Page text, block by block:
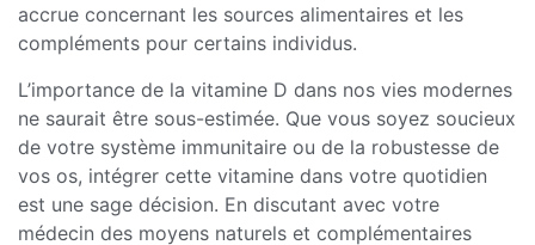
accrue concernant les sources alimentaires et les
compléments pour certains individus.
L’importance de la vitamine D dans nos vies modernes
ne saurait être sous-estimée. Que vous soyez soucieux
de votre système immunitaire ou de la robustesse de
vos os, intégrer cette vitamine dans votre quotidien
est une sage décision. En discutant avec votre
médecin des moyens naturels et complémentaires